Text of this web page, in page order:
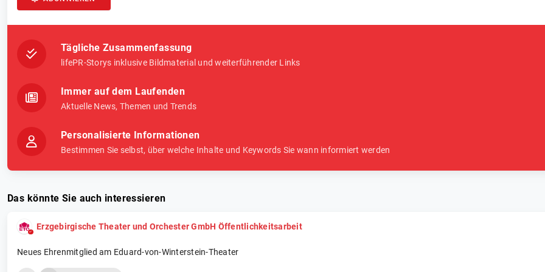
Tägliche Zusammenfassung
lifePR-Storys inklusive Bildmaterial und weiterführender Links
Immer auf dem Laufenden
Aktuelle News, Themen und Trends
Personalisierte Informationen
Bestimmen Sie selbst, über welche Inhalte und Keywords Sie wann informiert werden
Das könnte Sie auch interessieren
Erzgebirgische Theater und Orchester GmbH Öffentlichkeitsarbeit
Neues Ehrenmitglied am Eduard-von-Winterstein-Theater